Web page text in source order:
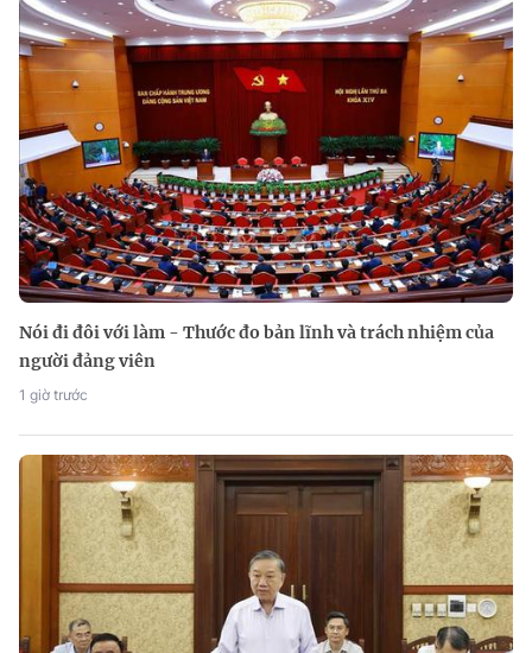
Nói đi đôi với làm - Thước đo bản lĩnh và trách nhiệm của
người đảng viên
1 giờ trước